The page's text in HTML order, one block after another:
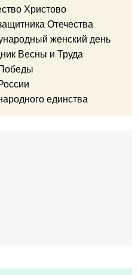
Христово
Отечества
женский день
Весны и Труда
единства